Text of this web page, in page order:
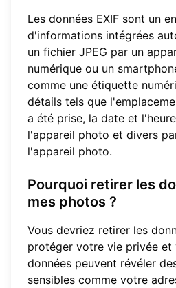
Les données EXIF sont un
d'informations intégrées
un fichier JPEG par un
numérique ou un
comme une étiquette
détails tels que
a été prise, la date et
l'appareil photo et divers
l'appareil photo.
Pourquoi retirer les
mes photos ?
Vous devriez retirer les
protéger votre vie privée et
données peuvent révéler
sensibles comme votre